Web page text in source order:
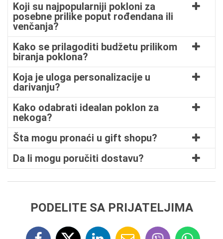
Koji su najpopularniji pokloni za
posebne prilike poput rođendana ili
venčanja?
Kako se prilagoditi budžetu prilikom
biranja poklona?
Koja je uloga personalizacije u
darivanju?
Kako odabrati idealan poklon za
nekoga?
Šta mogu pronaći u gift shopu?
Da li mogu poručiti dostavu?
PODELITE SA PRIJATELJIMA